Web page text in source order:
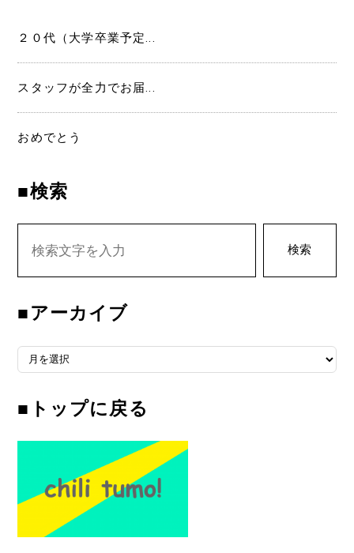
２０代（大学卒業予定...
スタッフが全力でお届...
おめでとう
■検索
検索
■アーカイブ
■アーカイブ
■トップに戻る